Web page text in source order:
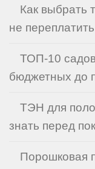
Как выбрать
не переплатить
ТОП-10
бюджетных до
ТЭН для
знать перед
Порошковая